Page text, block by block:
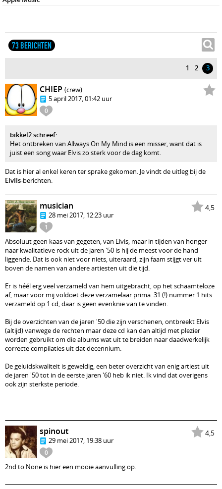
73 BERICHTEN
1 2 3
0
CHIEP (crew)
5 april 2017, 01:42 uur
bikkel2 schreef:
Het ontbreken van Allways On My Mind is een misser, want dat is
juist een song waar Elvis zo sterk voor de dag komt.
Dat is hier al enkel keren ter sprake gekomen. Je vindt de uitleg bij de
ElvIIs-berichten.
4,5
1
musician
28 mei 2017, 12:23 uur
Absoluut geen kaas van gegeten, van Elvis, maar in tijden van honger
naar kwalitatieve rock uit de jaren '50 is hij de meest voor de hand
liggende. Dat is ook niet voor niets, uiteraard, zijn faam stijgt ver uit
boven de namen van andere artiesten uit die tijd.
Er is héél erg veel verzameld van hem uitgebracht, op het schaamteloze
af, maar voor mij voldoet deze verzamelaar prima. 31 (!) nummer 1 hits
verzameld op 1 cd, daar is geen evenknie van te vinden.
Bij de overzichten van de jaren '50 die zijn verschenen, ontbreekt Elvis
(altijd) vanwege de rechten maar deze cd kan dan altijd met plezier
worden gebruikt om die albums wat uit te breiden naar daadwerkelijk
correcte compilaties uit dat decennium.
De geluidskwaliteit is geweldig, een beter overzicht van enig artiest uit
de jaren '50 tot in de eerste jaren '60 heb ik niet. Ik vind dat overigens
ook zijn sterkste periode.
4,5
0
spinout
29 mei 2017, 19:38 uur
2nd to None is hier een mooie aanvulling op.